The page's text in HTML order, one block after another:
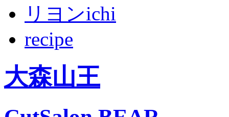
リヨンichi
recipe
大森山王